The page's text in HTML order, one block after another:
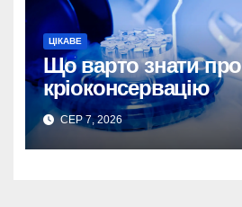
ЦІКАВЕ
Що варто знати про
кріоконсервацію
СЕР 7, 2026